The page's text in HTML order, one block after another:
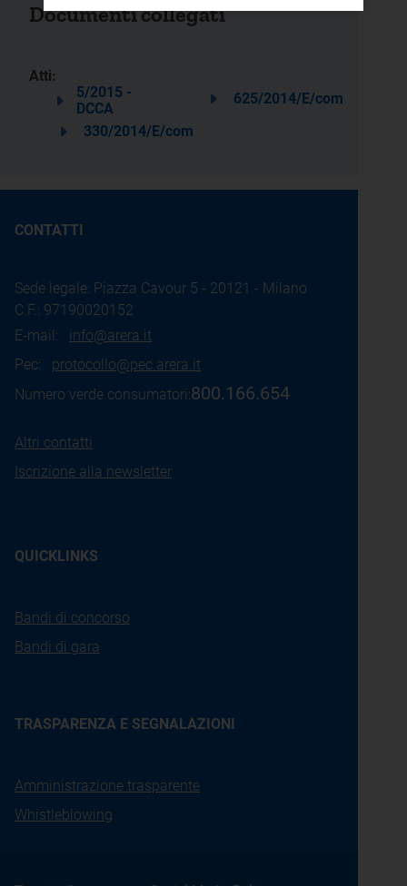
Documenti collegati
Atti:
5/2015 -
DCCA
625/2014/E/com
330/2014/E/com
CONTATTI
Sede legale: Piazza Cavour 5 - 20121 - Milano
C.F.: 97190020152
E-mail: info@arera.it
Pec: protocollo@pec.arera.it
Numero verde consumatori:800.166.654
Altri contatti
Iscrizione alla newsletter
QUICKLINKS
Bandi di concorso
Bandi di gara
TRASPARENZA E SEGNALAZIONI
Amministrazione trasparente
Whistleblowing